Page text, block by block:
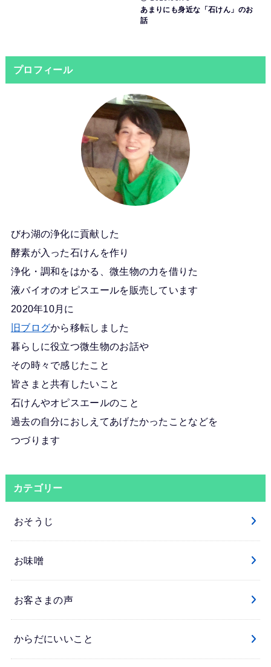
あまりにも身近な「石けん」のお
話
プロフィール
びわ湖の浄化に貢献した
酵素が入った石けんを作り
浄化・調和をはかる、微生物の力を借りた
液バイオのオピスエールを販売しています
2020年10月に
旧ブログから移転しました
暮らしに役立つ微生物のお話や
その時々で感じたこと
皆さまと共有したいこと
石けんやオピスエールのこと
過去の自分におしえてあげたかったことなどを
つづります
カテゴリー
おそうじ
お味噌
お客さまの声
からだにいいこと